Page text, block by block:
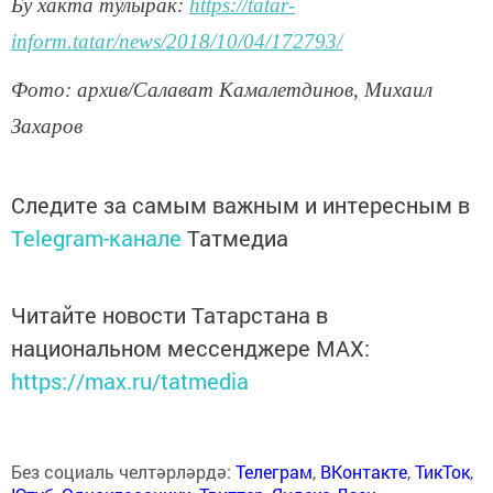
Бу хакта тулырак: https://tatar-
inform.tatar/news/2018/10/04/172793/
Фото: архив/Салават Камалетдинов, Михаил
Захаров
Следите за самым важным и интересным в
Telegram-канале Татмедиа
Читайте новости Татарстана в
национальном мессенджере MАХ:
https://max.ru/tatmedia
Без социаль челтәрләрдә: Телеграм, ВКонтакте,ТикТок,